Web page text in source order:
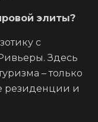
элиты?
с
Здесь
– только
резиденции и